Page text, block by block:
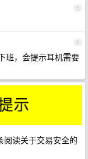
5
6
班，会提示耳机需要
阅读关于交易安全的